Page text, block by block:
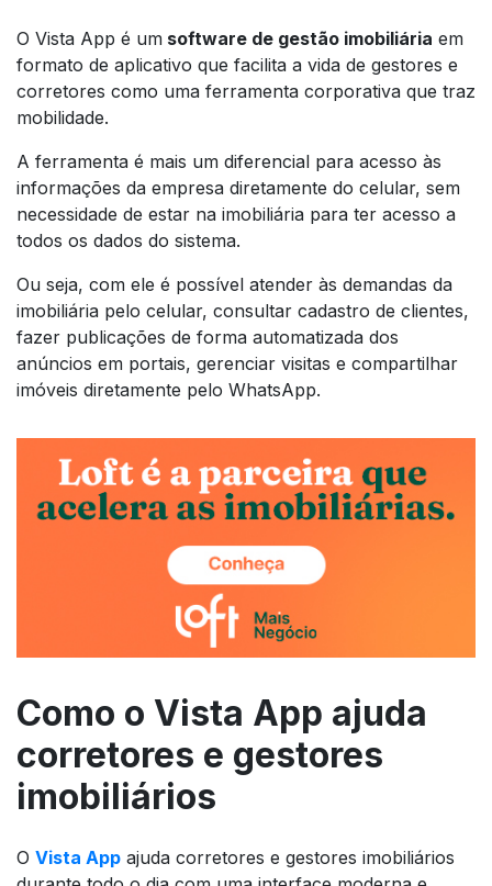
O Vista App é um software de gestão imobiliária em
formato de aplicativo que facilita a vida de gestores e
corretores como uma ferramenta corporativa que traz
mobilidade.
A ferramenta é mais um diferencial para acesso às
informações da empresa diretamente do celular, sem
necessidade de estar na imobiliária para ter acesso a
todos os dados do sistema.
Ou seja, com ele é possível atender às demandas da
imobiliária pelo celular, consultar cadastro de clientes,
fazer publicações de forma automatizada dos
anúncios em portais, gerenciar visitas e compartilhar
imóveis diretamente pelo WhatsApp.
Como o Vista App ajuda
corretores e gestores
imobiliários
O Vista App ajuda corretores e gestores imobiliários